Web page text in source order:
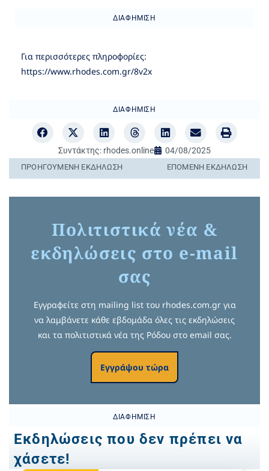
ΔΙΑΦΉΜΙΣΗ
Για περισσότερες πληροφορίες:
https://www.rhodes.com.gr/8v2x
ΔΙΑΦΉΜΙΣΗ
Συντάκτης: rhodes.online 04/08/2025
ΠΡΟΗΓΟΎΜΕΝΗ ΕΚΔΉΛΩΣΗ ΕΠΌΜΕΝΗ ΕΚΔΉΛΩΣΗ
Πολιτιστικά νέα &
εκδηλώσεις στο e-mail
σας
Εγγραφείτε στη mailing list του rhodes.com.gr για
να λαμβάνετε κάθε εβδομάδα όλες τις εκδηλώσεις
και τα πολιτιστικά νέα της Ρόδου στο email σας.
Εγγράψου τώρα
ΔΙΑΦΉΜΙΣΗ
Εκδηλώσεις που δεν πρέπει να
χάσετε!